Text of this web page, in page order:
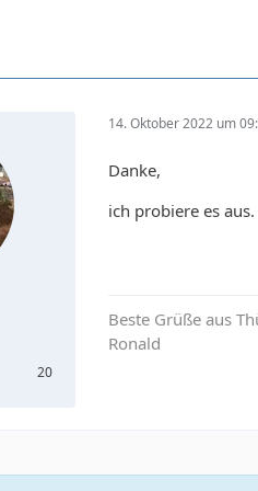
20
14. Oktober 2022 um
Danke,
ich probiere es aus.
Beste Grüße aus
Ronald